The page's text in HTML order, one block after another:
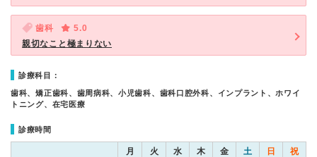
歯科
5.0
親切なこと極まりない
診療科目：
歯科、矯正歯科、歯周病科、小児歯科、歯科口腔外科、インプラント、ホワイ
トニング、在宅医療
診療時間
月 火 水 木 金 土 日 祝